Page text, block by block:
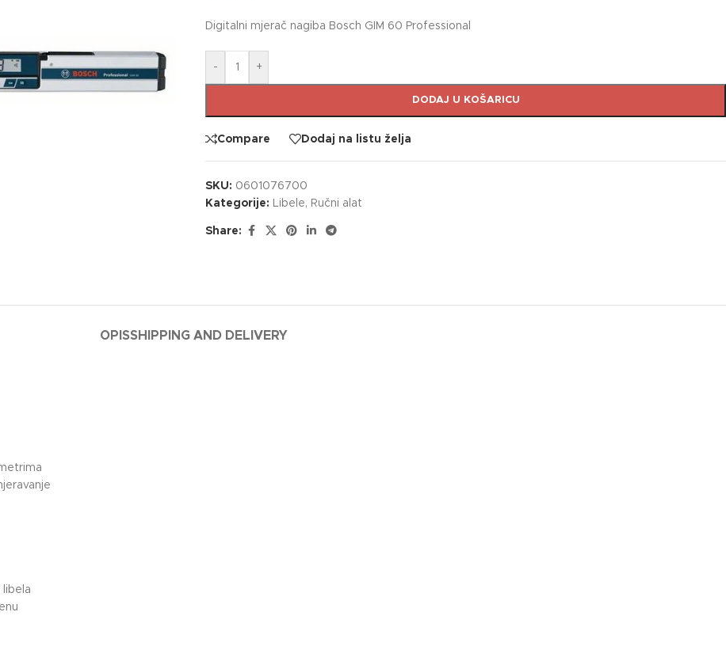
Digitalni mjerač nagiba Bosch GIM 60 Professional
- +
DODAJ U KOŠARICU
Compare Dodaj na listu želja
SKU: 0601076700
Kategorije: Libele, Ručni alat
Share:
OPISSHIPPING AND DELIVERY
libela